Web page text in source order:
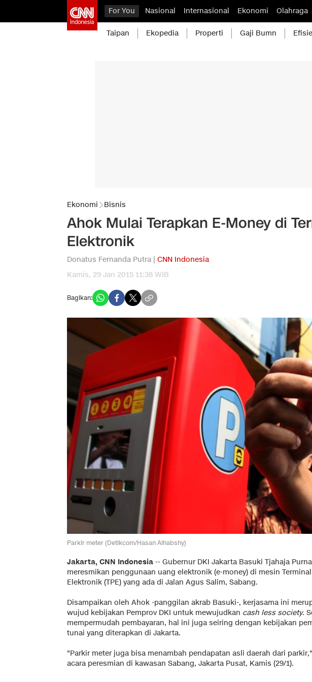
For You Nasional Internasional Ekonomi Olahraga
Taipan Ekopedia Properti Gaji Bumn
Ekonomi Bisnis
Ahok Mulai Terapkan E-Money di
Elektronik
Donatus Fernanda Putra | CNN Indonesia
Kamis, 29 Jan 2015 11:38 WIB
Bagikan:
Parkir meter (Detikcom/Hasan Alhabshy)
Jakarta, CNN Indonesia -- Gubernur DKI Jakarta Basuki Tjahaja
meresmikan penggunaan uang elektronik (e-money) di mesin
Elektronik (TPE) yang ada di Jalan Agus Salim, Sabang.
Disampaikan oleh Ahok -panggilan akrab Basuki-, kerjasama ini
wujud kebijakan Pemprov DKI untuk mewujudkan cash less society.
mempermudah pembayaran, hal ini juga seiring dengan kebijakan
tunai yang diterapkan di Jakarta.
"Parkir meter juga bisa menambah pendapatan asli daerah dari
acara peresmian di kawasan Sabang, Jakarta Pusat, Kamis (29/1).